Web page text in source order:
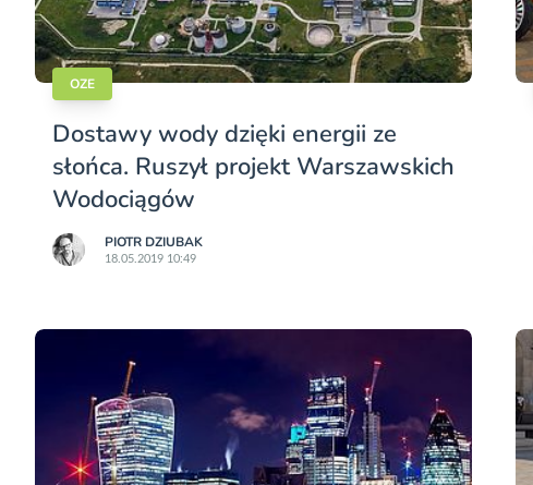
OZE
Dostawy wody dzięki energii ze
słońca. Ruszył projekt Warszawskich
Wodociągów
PIOTR DZIUBAK
18.05.2019 10:49